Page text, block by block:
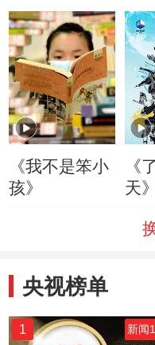
《我不是笨小
孩》
《
天》
央视榜单
1 新闻